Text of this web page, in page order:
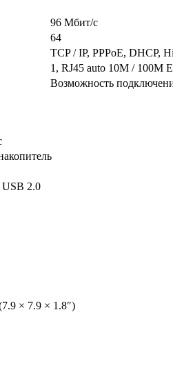
96 Мбит/с
64
TCP / IP, PPPoE, DHCP,
1, RJ45 auto 10M / 100M
Возможность
USB 2.0
× 7.9 × 1.8″)